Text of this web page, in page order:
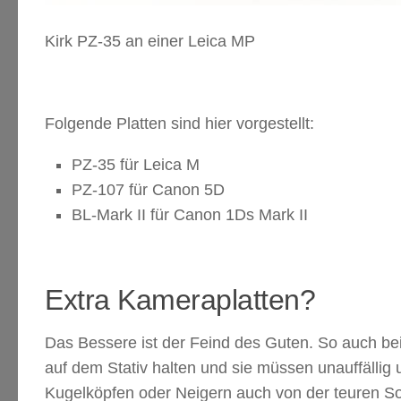
Kirk PZ-35 an einer Leica MP
Folgende Platten sind hier vorgestellt:
PZ-35 für Leica M
PZ-107 für Canon 5D
BL-Mark II für Canon 1Ds Mark II
Extra Kameraplatten?
Das Bessere ist der Feind des Guten. So auch
auf dem Stativ halten und sie müssen
Kugelköpfen oder Neigern auch von der teuren